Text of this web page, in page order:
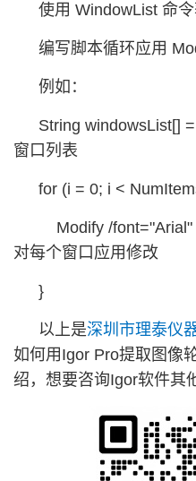
使用 WindowList 命
编写脚本循环应用
例如：
String windowsList[]
窗口列表
for (i = 0; i <
Modify /font="Arial"
对每个窗口应用修改
}
以上是深圳市理泰仪
如何用Igor Pro提取图像
绍，想要咨询Igor软件其